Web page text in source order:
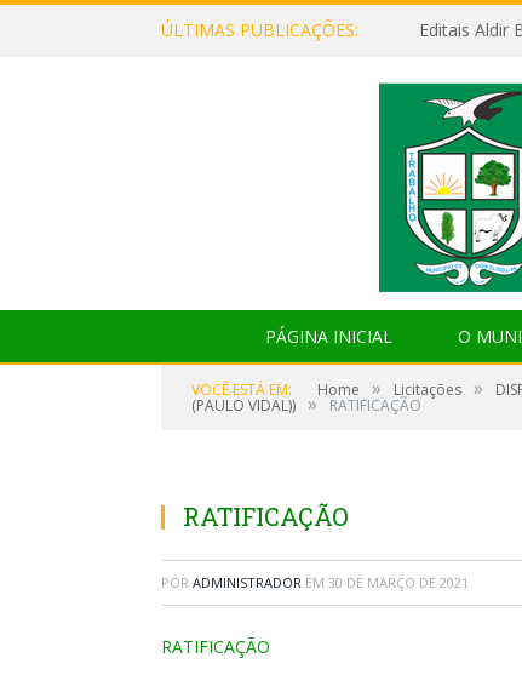
ÚLTIMAS PUBLICAÇÕES: Editais Aldir
PÁGINA INICIAL O
VOCÊ ESTÁ EM: Home » Licitações »
(PAULO VIDAL)) » RATIFICAÇÃO
RATIFICAÇÃO
POR ADMINISTRADOR EM 30 DE MARÇO DE 2021
RATIFICAÇÃO